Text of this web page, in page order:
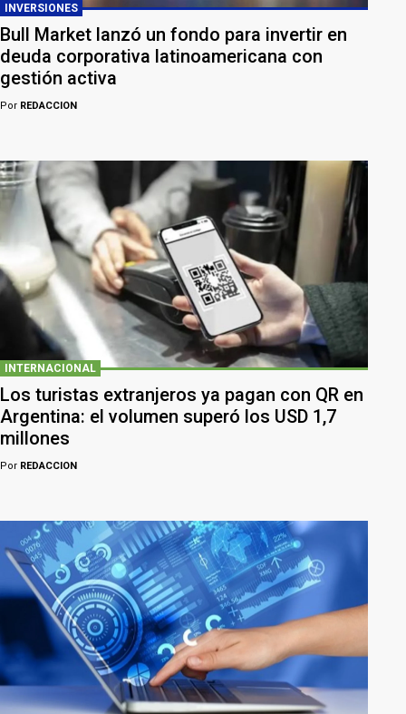
INVERSIONES
Bull Market lanzó un fondo para invertir en
deuda corporativa latinoamericana con
gestión activa
Por REDACCION
INTERNACIONAL
Los turistas extranjeros ya pagan con QR en
Argentina: el volumen superó los USD 1,7
millones
Por REDACCION